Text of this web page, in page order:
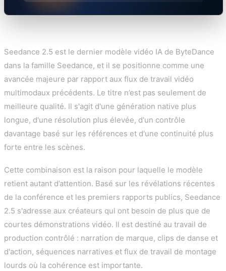
Seedance 2.5 est le dernier modèle vidéo IA de ByteDance
dans la famille Seedance, et il se positionne comme une
avancée majeure par rapport aux flux de travail vidéo
multimodaux précédents. Le titre n’est pas seulement de
meilleure qualité. Il s'agit d'une génération native plus
longue, d'une résolution plus élevée, d'un contrôle
davantage basé sur les références et d'une continuité plus
forte entre les scènes.
Cette combinaison est la raison pour laquelle le modèle
retient autant d’attention. Basé sur les révélations récentes
de la conférence et les premiers rapports publics, Seedance
2.5 s'adresse aux créateurs qui ont besoin de plus que de
courtes démonstrations vidéo. Il est destiné au travail de
production contrôlé : narration de marque, clips de danse et
d'action, séquences narratives et flux de travail de montage
lourds où la cohérence est importante.